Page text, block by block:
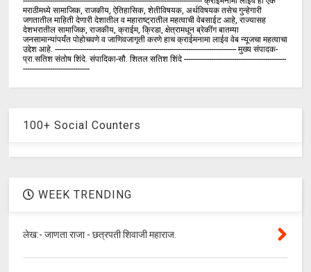
मराठीमध्ये सामाजिक, राजकीय, ऐतिहासिक, शेतीविषयक, अर्थविषयक तसेच गुन्हेगारी
जगतातील माहिती देणारी देशातील व महाराष्ट्रातील महत्वाची वेबसाईट आहे, राज्यासह
देशभरातील सामाजिक, राजकीय, क्राईम, क्रिडा, क्षेत्रामधून ब्रेकींग बातम्या
जनसामान्यांपर्यंत पोहोचवणे व जाणिवजागृती करणे हाच क्राईमनामा लाईव वेब न्यूजचा महत्वाचा
उद्देश आहे. --------------------------------------------------------------------------------------- मुख्य संपादक-
प्रा.सतिश संतोष शिंदे. संपादिका-सौ. शितल सतिश शिंदे -------------------------------------------------
--------------------------------
100+ Social Counters
WEEK TRENDING
लेख:- जाणता राजा - छत्रपती शिवाजी महाराज.